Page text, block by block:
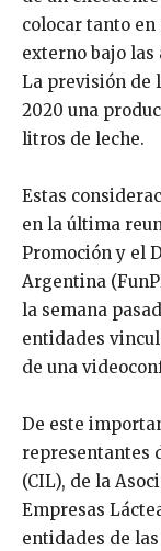
colocar tanto
externo bajo las
La previsión de
2020 una
litros de leche.
Estas
en la última
Promoción y el
Argentina
la semana
entidades
de una
De este
representantes
(CIL), de la
Empresas
entidades de